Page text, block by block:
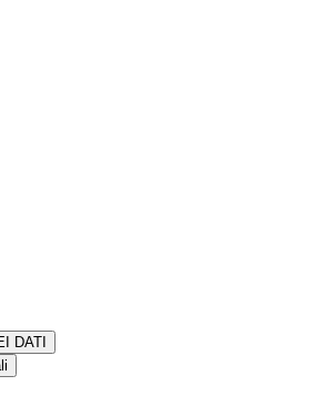
DATI